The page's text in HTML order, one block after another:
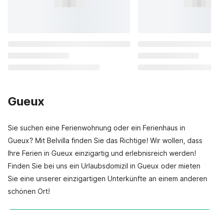
Gueux
Sie suchen eine Ferienwohnung oder ein Ferienhaus in
Gueux? Mit Belvilla finden Sie das Richtige! Wir wollen, dass
Ihre Ferien in Gueux einzigartig und erlebnisreich werden!
Finden Sie bei uns ein Urlaubsdomizil in Gueux oder mieten
Sie eine unserer einzigartigen Unterkünfte an einem anderen
schönen Ort!